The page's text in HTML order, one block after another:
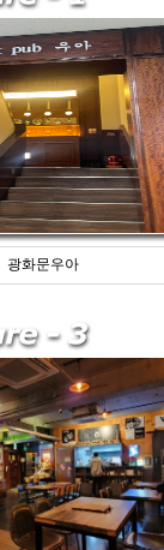
광화문우아